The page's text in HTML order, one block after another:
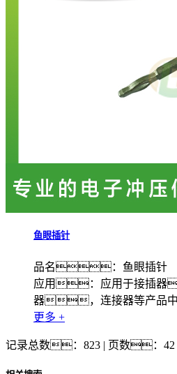
鱼眼插针
品名：鱼眼插针
应用：应用于接插
器，连接器等产品
更多 +
记录总数：823 | 页数：42